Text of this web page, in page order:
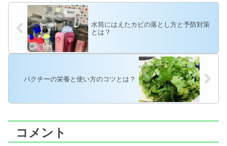
水筒にはえたカビの落とし方と予防対策
とは？
パクチーの栄養と使い方のコツとは？
コメント